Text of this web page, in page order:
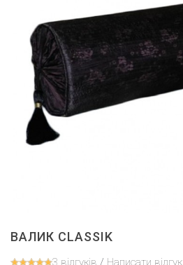
ВАЛИК CLASSIK
3 відгуків / Написати відгук